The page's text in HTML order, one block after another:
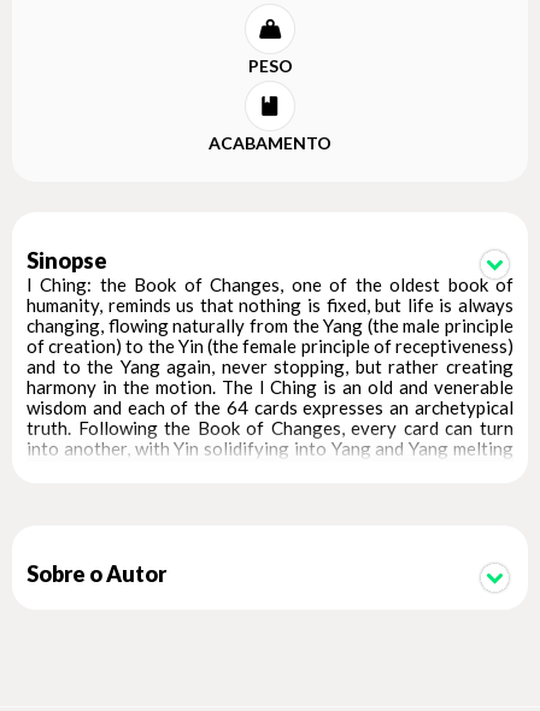
PESO
ACABAMENTO
Sinopse
I Ching: the Book of Changes, one of the oldest book of
humanity, reminds us that nothing is fixed, but life is always
changing, flowing naturally from the Yang (the male principle
of creation) to the Yin (the female principle of receptiveness)
and to the Yang again, never stopping, but rather creating
harmony in the motion. The I Ching is an old and venerable
wisdom and each of the 64 cards expresses an archetypical
truth. Following the Book of Changes, every card can turn
into another, with Yin solidifying into Yang and Yang melting
Sobre o Autor